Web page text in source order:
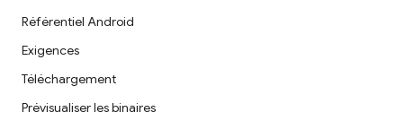
Référentiel Android
Exigences
Téléchargement
Prévisualiser les binaires